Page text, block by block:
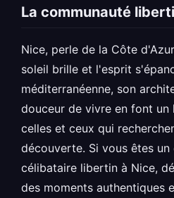
La communauté
Nice, perle de la Côte
soleil brille et l'esprit
méditerranéenne, son
douceur de vivre en font un
celles et ceux qui
découverte. Si vous êtes un
célibataire libertin à Nice,
des moments authentiques